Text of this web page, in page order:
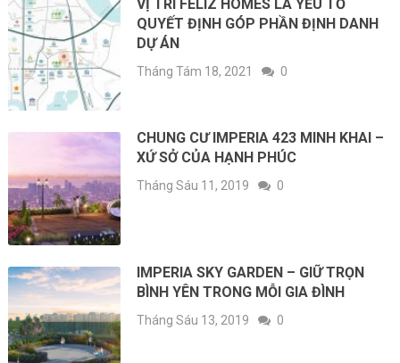
VỊ TRÍ FELIZ HOMES LÀ YẾU TỐ
QUYẾT ĐỊNH GÓP PHẦN ĐỊNH DANH
DỰ ÁN
Tháng Tám 18, 2021 0
CHUNG CƯ IMPERIA 423 MINH KHAI –
XỨ SỞ CỦA HẠNH PHÚC
Tháng Sáu 11, 2019 0
IMPERIA SKY GARDEN – GIỮ TRỌN
BÌNH YÊN TRONG MỖI GIA ĐÌNH
Tháng Sáu 13, 2019 0